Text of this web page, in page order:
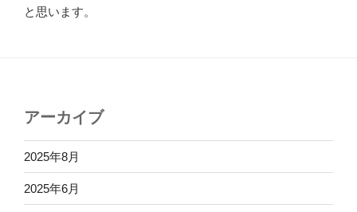
と思います。
アーカイブ
2025年8月
2025年6月